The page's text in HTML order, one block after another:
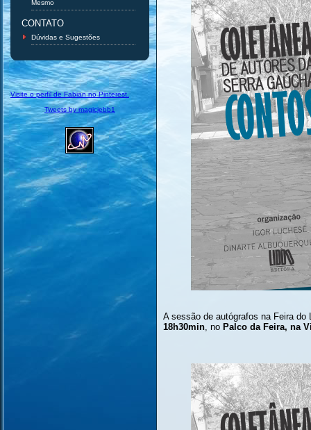
Mesmo
CONTATO
Dúvidas e Sugestões
Visite o perfil de Fabian no Pinterest.
Tweets by magicjebb1
A sessão de autógrafos na Feira
18h30min, no Palco da Feira, na